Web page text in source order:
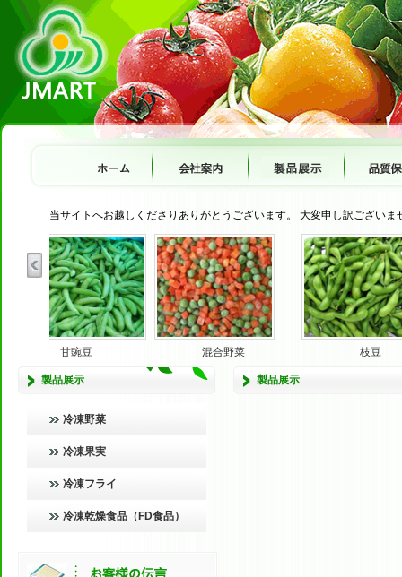
当サイトへお越しくださりありがとうございます。 大変申し訳ござい
甘豌豆 混合野菜 枝豆
製品展示
冷凍野菜
冷凍果実
冷凍フライ
冷凍乾燥食品（FD食品）
製品展示